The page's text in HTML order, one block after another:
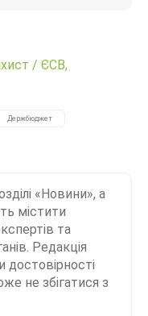
/ ЄСВ,
Держбюджет
«Новини», а
містити
та
Редакція
достовірності
не збігатися з